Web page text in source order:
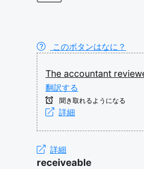
このボタンはなに？
The accountant
翻訳する
聞き取れるようになる
詳細
詳細
receiveable